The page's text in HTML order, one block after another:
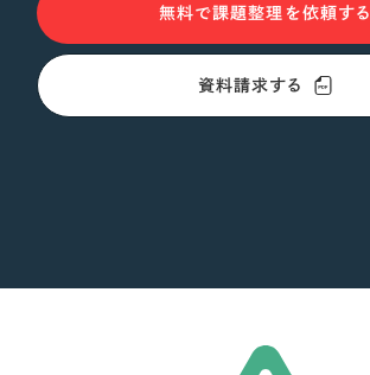
無料で課題整理を依頼する
資料請求する